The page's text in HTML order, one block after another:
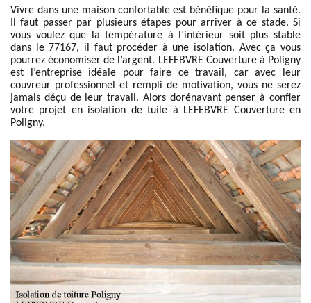
Vivre dans une maison confortable est bénéfique pour la santé.
Il faut passer par plusieurs étapes pour arriver à ce stade. Si
vous voulez que la température à l’intérieur soit plus stable
dans le 77167, il faut procéder à une isolation. Avec ça vous
pourrez économiser de l’argent. LEFEBVRE Couverture à Poligny
est l’entreprise idéale pour faire ce travail, car avec leur
couvreur professionnel et rempli de motivation, vous ne serez
jamais déçu de leur travail. Alors dorénavant penser à confier
votre projet en isolation de tuile à LEFEBVRE Couverture en
Poligny.